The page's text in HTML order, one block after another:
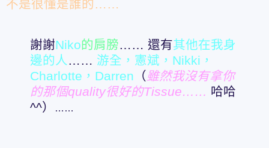
不是很懂是誰的……
謝謝Niko的肩膀…… 還有其他在我身
邊的人…… 游全，憲斌，Nikki，
Charlotte，Darren （雖然我沒有拿你
的那個quality很好的Tissue…… 哈哈
^^） ……